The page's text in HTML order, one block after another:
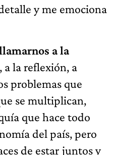
y me emociona
a la
a la reflexión, a
problemas que
se multiplican,
que hace todo
del país, pero
de estar juntos y